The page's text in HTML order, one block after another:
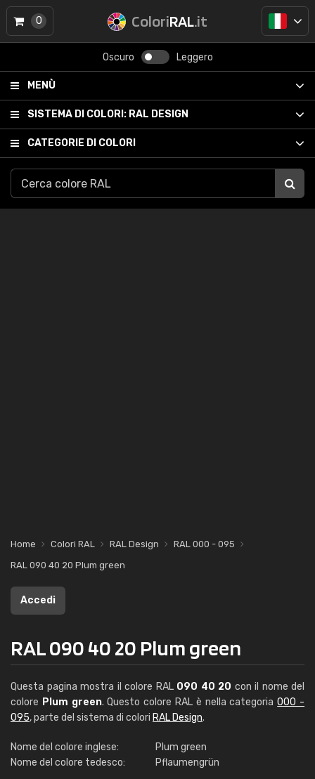
ColoriRAL.it
Oscuro Leggero
MENÙ
SISTEMA DI COLORI: RAL DESIGN
CATEGORIE DI COLORI
0
Home Colori RAL RAL Design
RAL 000 - 095
RAL 090 40 20 Plum green
Accedi
RAL 090 40 20 Plum green
Questa pagina mostra il colore RAL 090 40 20 con il nome del
colore Plum green. Questo colore RAL è nella categoria000 -
095, parte del sistema di colori RAL Design.
Nome del colore inglese:
Plum green
Nome del colore tedesco:
Pflaumengrün